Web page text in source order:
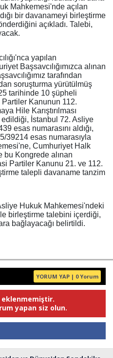
Mahkemesi'nde açılan
bir davanameyi birleştirme
açıkladı. Talebi,
yapılan
Başsavcılığımızca alınan
tarafından
soruşturma yürütülmüş
tarihinde 10 şüpheli
Partiler Kanunun 112.
Hile Karıştırılması
İstanbul 72. Asliye
esas numarasını aldığı,
39214 esas numarasıyla
Cumhuriyet Halk
bu Kongrede alınan
Partiler Kanunu 21. ve 112.
talepli davaname tanzim
Hukuk Mahkemesi'ndeki
birleştirme talebini içerdiği,
bağlayacağı belirtildi.
YORUM YAP | 0 Yorum
eklenmemiştir.
yapan siz olun.